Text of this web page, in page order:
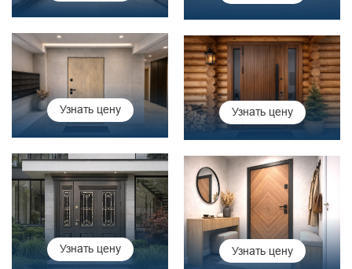
Узнать цену Узнать цену
Узнать цену Узнать цену